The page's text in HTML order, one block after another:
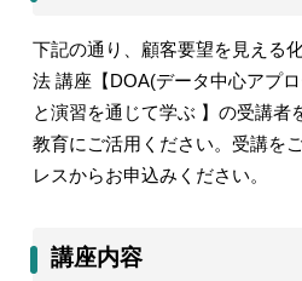
下記の通り、顧客要望を見える
法 講座【DOA(データ中心アプ
と演習を通じて学ぶ 】の受講者
教育にご活用ください。受講を
レスからお申込みください。
講座内容